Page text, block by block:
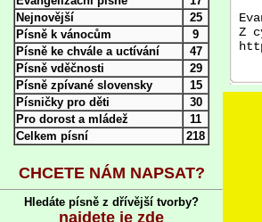
Nejnovější
25
Písně k vánocům
9
Písně ke chvále a uctívání
47
Písně vděčnosti
29
Písně zpívané slovensky
15
Písničky pro děti
30
Pro dorost a mládež
11
Celkem písní
218
CHCETE NÁM NAPSAT?
Hledáte písně z dřívější tvorby?
najdete je zde
Z